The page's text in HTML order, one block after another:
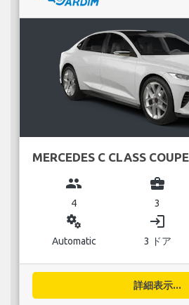
MERCEDES C CLASS COUPE
group
4
business_center
3
miscellaneous_services
Automatic
login
3 ドア
詳細表示...